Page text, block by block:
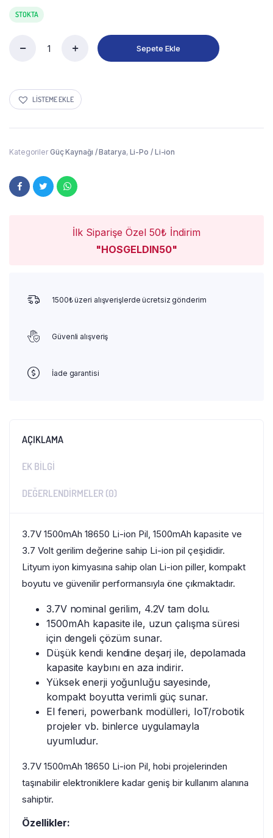
STOKTA
Sepete Ekle
LISTEME EKLE
Kategoriler Güç Kaynağı / Batarya, Li-Po / Li-ion
İlk Siparişe Özel 50₺ İndirim
"HOSGELDIN50"
1500₺ üzeri alışverişlerde ücretsiz gönderim
Güvenli alışveriş
İade garantisi
AÇIKLAMA
EK BILGI
DEĞERLENDIRMELER (0)
3.7V 1500mAh 18650 Li-ion Pil, 1500mAh kapasite ve
3.7 Volt gerilim değerine sahip Li-ion pil çeşididir.
Lityum iyon kimyasına sahip olan Li-ion piller, kompakt
boyutu ve güvenilir performansıyla öne çıkmaktadır.
3.7V nominal gerilim, 4.2V tam dolu.
1500mAh kapasite ile, uzun çalışma süresi
için dengeli çözüm sunar.
Düşük kendi kendine deşarj ile, depolamada
kapasite kaybını en aza indirir.
Yüksek enerji yoğunluğu sayesinde,
kompakt boyutta verimli güç sunar.
El feneri, powerbank modülleri, IoT/robotik
projeler vb. binlerce uygulamayla
uyumludur.
3.7V 1500mAh 18650 Li-ion Pil, hobi projelerinden
taşınabilir elektroniklere kadar geniş bir kullanım alanına
sahiptir.
Özellikler: